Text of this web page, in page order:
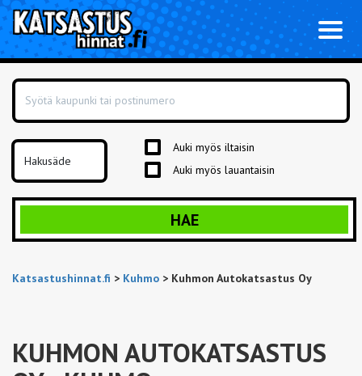
Auki myös iltaisin
Auki myös lauantaisin
HAE
Katsastushinnat.fi > Kuhmo > Kuhmon Autokatsastus Oy
KUHMON AUTOKATSASTUS